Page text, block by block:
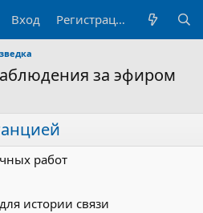
Вход Регистрация
за эфиром
работ
истории связи